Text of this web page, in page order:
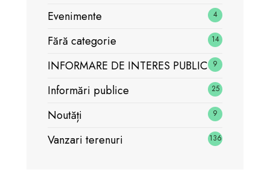
Evenimente 4
Fără categorie 14
INFORMARE DE INTERES PUBLIC 9
Informări publice 25
Noutăți 9
Vanzari terenuri 136